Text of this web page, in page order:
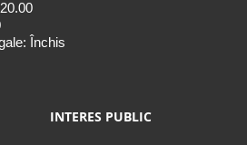
Închis
INTERES PUBLIC